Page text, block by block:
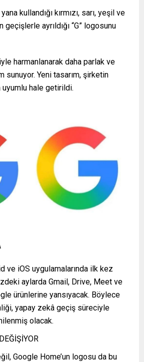
kullandığı kırmızı, sarı, yeşil ve
ayrıldığı “G” logosunu
harmanlanarak daha parlak ve
sunuyor. Yeni tasarım, şirketin
hale getirildi.
ve iOS uygulamalarında ilk kez
aylarda Gmail, Drive, Meet ve
ürünlerine yansıyacak. Böylece
yapay zekâ geçiş süreciyle
olacak.
Google Home’un logosu da bu